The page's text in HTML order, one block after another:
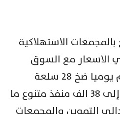
‏الاستهلاكية
الاسعار مع السوق
الحرة، لافتا إلى أنه يتم يوميا ضخ 28 سلعة
بمخازن ‏الوزارة لصرفها إلى 38 الف منفذ متنوع ما